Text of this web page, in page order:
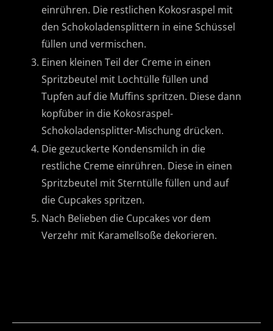
einrühren. Die restlichen Kokosraspel mit
den Schokoladensplittern in eine Schüssel
füllen und vermischen.
Einen kleinen Teil der Creme in einen
Spritzbeutel mit Lochtülle füllen und
Tupfen auf die Muffins spritzen. Diese dann
kopfüber in die Kokosraspel-
Schokoladensplitter-Mischung drücken.
Die gezuckerte Kondensmilch in die
restliche Creme einrühren. Diese in einen
Spritzbeutel mit Sterntülle füllen und auf
die Cupcakes spritzen.
Nach Belieben die Cupcakes vor dem
Verzehr mit Karamellsoße dekorieren.